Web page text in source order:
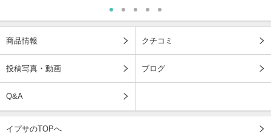
商品情報 クチコミ
投稿写真・動画 ブログ
Q&A
イプサのTOPへ